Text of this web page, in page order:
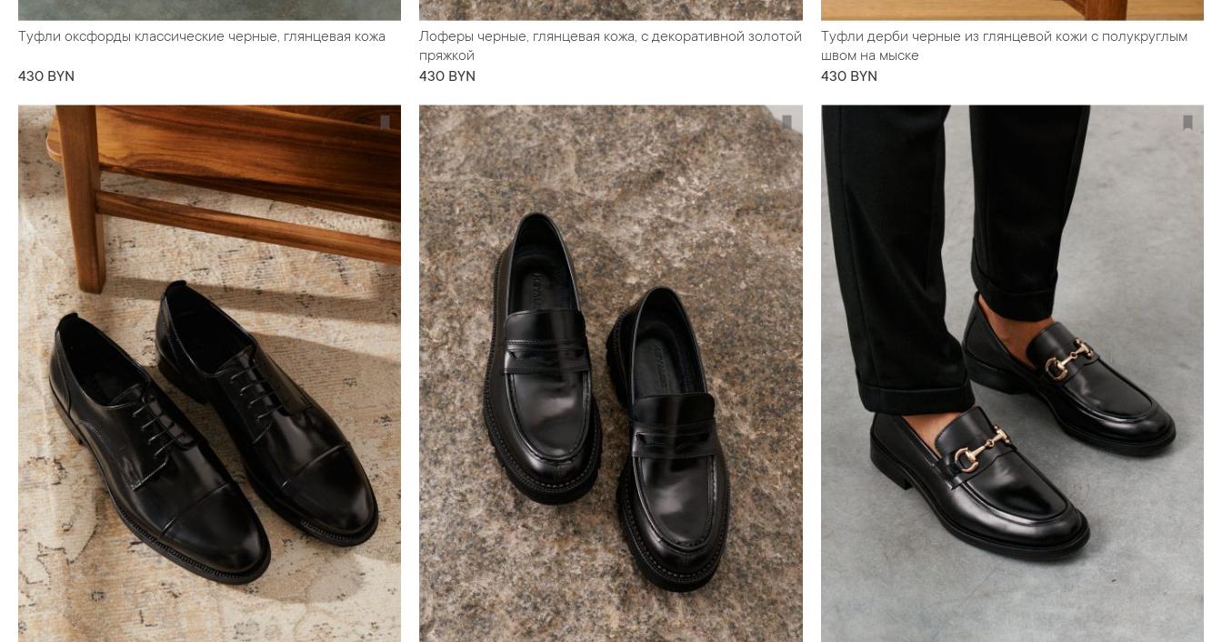
Туфли оксфорды классические черные, глянцевая кожа
430 BYN
Лоферы черные, глянцевая кожа, с декоративной золотой
пряжкой
430 BYN
Туфли дерби черные из глянцевой кожи с полукруглым
швом на мыске
430 BYN